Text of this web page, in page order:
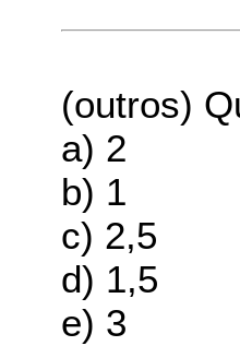
(outros)
a) 2
b) 1
c) 2,5
d) 1,5
e) 3